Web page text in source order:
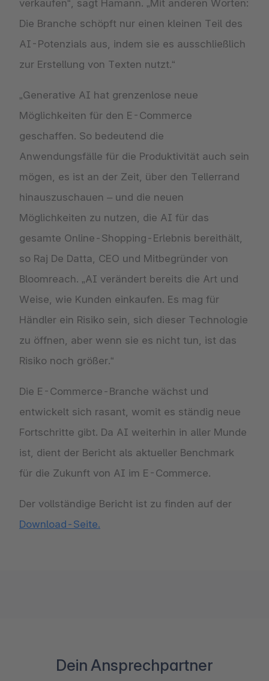
verkaufen“, sagt Hamann. „Mit anderen Worten:
Die Branche schöpft nur einen kleinen Teil des
AI-Potenzials aus, indem sie es ausschließlich
zur Erstellung von Texten nutzt.“
„Generative AI hat grenzenlose neue
Möglichkeiten für den E-Commerce
geschaffen. So bedeutend die
Anwendungsfälle für die Produktivität auch sein
mögen, es ist an der Zeit, über den Tellerrand
hinauszuschauen – und die neuen
Möglichkeiten zu nutzen, die AI für das
gesamte Online-Shopping-Erlebnis bereithält,
so Raj De Datta, CEO und Mitbegründer von
Bloomreach. „AI verändert bereits die Art und
Weise, wie Kunden einkaufen. Es mag für
Händler ein Risiko sein, sich dieser Technologie
zu öffnen, aber wenn sie es nicht tun, ist das
Risiko noch größer.“
Die E-Commerce-Branche wächst und
entwickelt sich rasant, womit es ständig neue
Fortschritte gibt. Da AI weiterhin in aller Munde
ist, dient der Bericht als aktueller Benchmark
für die Zukunft von AI im E-Commerce.
Der vollständige Bericht ist zu finden auf der
Download-Seite.
Dein Ansprechpartner